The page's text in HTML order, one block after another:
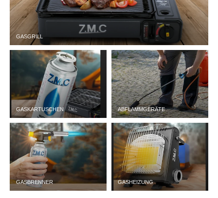
GASGRILL
GASKARTUSCHEN ABFLAMMGERÄTE
GASBRENNER GASHEIZUNG